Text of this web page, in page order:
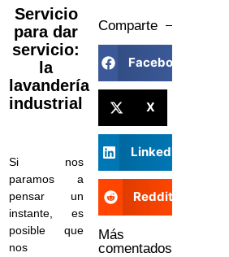
Servicio
para dar
servicio:
la
lavandería
industrial
Si nos
paramos a
pensar un
instante, es
posible que
nos
Comparte
Facebook
X
LinkedIn
Reddit
Más
comentados